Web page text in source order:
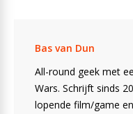
Bas van Dun
All-round geek met
Wars. Schrijft sinds
lopende film/game